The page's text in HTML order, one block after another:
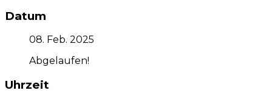
Datum
08. Feb. 2025
Abgelaufen!
Uhrzeit